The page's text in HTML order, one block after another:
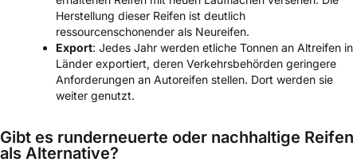
Herstellung dieser Reifen ist deutlich
ressourcenschonender als Neureifen.
Export: Jedes Jahr werden etliche Tonnen an Altreifen in
Länder exportiert, deren Verkehrsbehörden geringere
Anforderungen an Autoreifen stellen. Dort werden sie
weiter genutzt.
Gibt es runderneuerte oder nachhaltige Reifen
als Alternative?